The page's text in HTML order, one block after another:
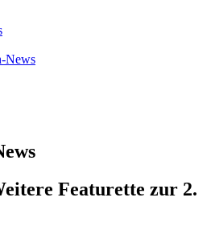
News
Featurette zur 2.